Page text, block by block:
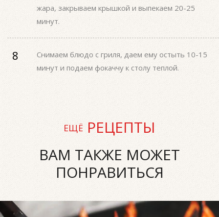
жара, закрываем крышкой и выпекаем 20-25
минут.
Снимаем блюдо с гриля, даем ему остыть 10-15
минут и подаем фокаччу к столу теплой.
ЕЩЁ РЕЦЕПТЫ
ВАМ ТАКЖЕ МОЖЕТ
ПОНРАВИТЬСЯ